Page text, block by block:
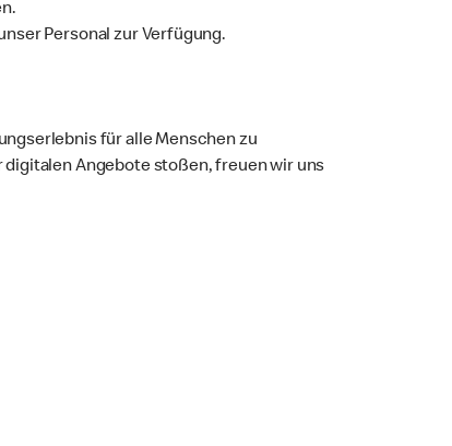
Personal zur Verfügung.
für alle Menschen zu
Angebote stoßen, freuen wir uns